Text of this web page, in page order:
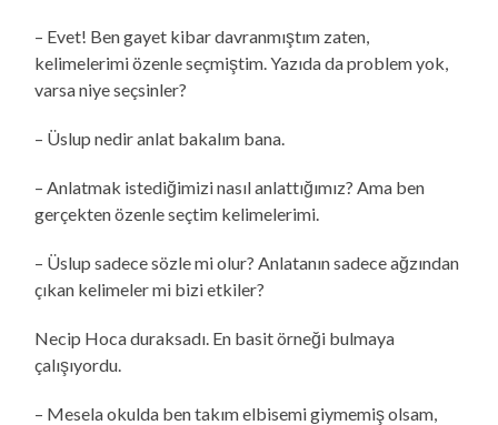
– Evet! Ben gayet kibar davranmıştım zaten,
kelimelerimi özenle seçmiştim. Yazıda da problem yok,
varsa niye seçsinler?
– Üslup nedir anlat bakalım bana.
– Anlatmak istediğimizi nasıl anlattığımız? Ama ben
gerçekten özenle seçtim kelimelerimi.
– Üslup sadece sözle mi olur? Anlatanın sadece ağzından
çıkan kelimeler mi bizi etkiler?
Necip Hoca duraksadı. En basit örneği bulmaya
çalışıyordu.
– Mesela okulda ben takım elbisemi giymemiş olsam,